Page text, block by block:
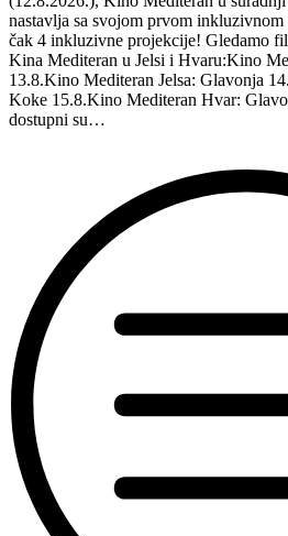
nastavlja sa svojom prvom
čak 4 inkluzivne projekcije! Gledamo
Kina Mediteran u Jelsi i Hvaru:Kino
13.8.Kino Mediteran Jelsa: Glavonja
Koke 15.8.Kino Mediteran Hvar:
dostupni su…